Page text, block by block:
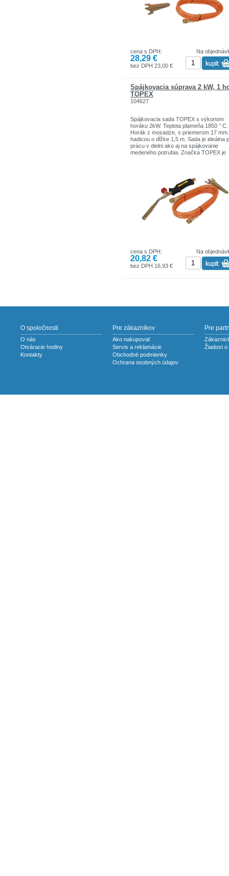
Na
cena s DPH:
28,29 €
bez DPH 23,00 €
Spájkovacia súprava 2 kW, 1
TOPEX
104627
Spájkovacia sada TOPEX s výkonom
horáku 2kW. Teplota plameňa 1850 ° C.
Horák z mosadze, s priemerom 17
hadicou o dĺžke 1,5 m. Sada je ideálna
prácu v dielni ako aj na spájkovanie
medeného potrubia. Značka TOPEX je
Značka TOPEX je jednou z
značiek ručného náradia v Poľsku.
Na
cena s DPH:
20,82 €
bez DPH 16,93 €
O spoločnosti
O nás
Otváracie hodiny
Kontakty
Pre zákazníkov
Ako nakupovať
Servis a reklamácie
Obchodné podmienky
Ochrana osobných údajov
Pre
Žiadost